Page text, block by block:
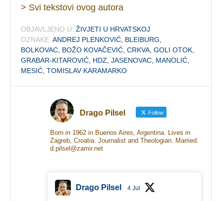
> Svi tekstovi ovog autora
OBJAVLJENO U: ŽIVJETI U HRVATSKOJ
OZNAKE: ANDREJ PLENKOVIĆ BLEIBURG
BOLKOVAC BOŽO KOVAČEVIĆ ,CRKVA ,GOLI OTOK
GRABAR-KITAROVIĆ HDZ ,JASENOVAC MANOLIĆ
MESIĆ ,TOMISLAV KARAMARKO
Drago Pilsel Follow
Born in 1962 in Buenos Aires, Argentina. Lives in
Zagreb, Croatia. Journalist and Theologian. Married.
d.pilsel@zamir.net
Drago Pilsel 4 Jul